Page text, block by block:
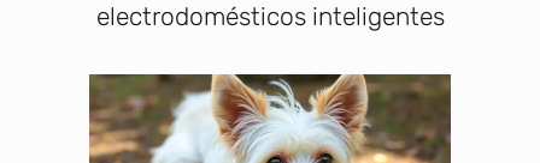
electrodomésticos inteligentes